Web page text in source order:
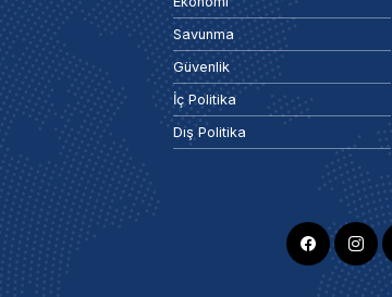
Savunma
Güvenlik
İç Politika
Dış Politika